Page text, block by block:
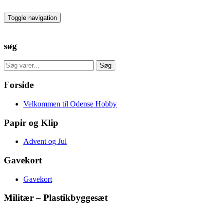
to
the
Toggle navigation
søg
Søg
efter:
Søg
Forside
Velkommen til Odense Hobby
Papir og Klip
Advent og Jul
Gavekort
Gavekort
Militær – Plastikbyggesæt